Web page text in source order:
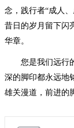
念，践行者“成人
昔日的岁月留下闪
华章。
您是我们远行
深的脚印都永远地
雄关漫道，前进的